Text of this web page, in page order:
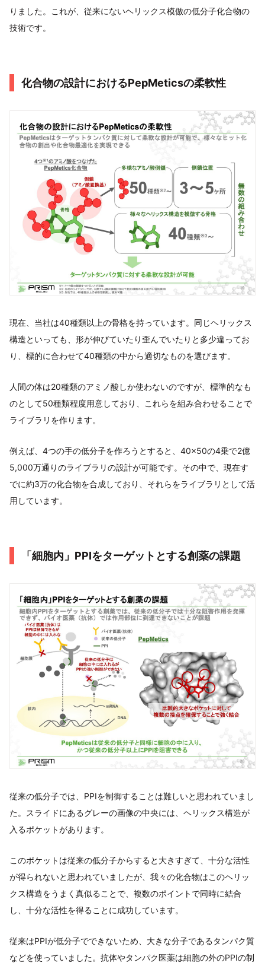
りました。これが、従来にないヘリックス模倣の低分子化合物の
技術です。
化合物の設計におけるPepMeticsの柔軟性
現在、当社は40種類以上の骨格を持っています。同じヘリックス
構造といっても、形が伸びていたり歪んでいたりと多少違ってお
り、標的に合わせて40種類の中から適切なものを選びます。
人間の体は20種類のアミノ酸しか使わないのですが、標準的なも
のとして50種類程度用意しており、これらを組み合わせることで
ライブラリを作ります。
例えば、4つの手の低分子を作ろうとすると、40×50の4乗で2億
5,000万通りのライブラリの設計が可能です。その中で、現在す
でに約3万の化合物を合成しており、それらをライブラリとして活
用しています。
「細胞内」PPIをターゲットとする創薬の課題
従来の低分子では、PPIを制御することは難しいと思われていまし
た。スライドにあるグレーの画像の中央には、ヘリックス構造が
入るポケットがあります。
このポケットは従来の低分子からすると大きすぎて、十分な活性
が得られないと思われていましたが、我々の化合物はこのヘリッ
クス構造をうまく真似ることで、複数のポイントで同時に結合
し、十分な活性を得ることに成功しています。
従来はPPIが低分子でできないため、大きな分子であるタンパク質
などを使っていました。抗体やタンパク医薬は細胞の外のPPIの制